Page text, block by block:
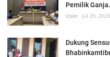
Pemilik
User Jul 29, 2026
Dukung